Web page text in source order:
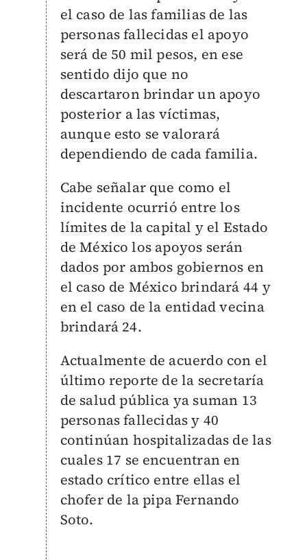
el caso de las familias de las
personas fallecidas el apoyo
será de 50 mil pesos, en ese
sentido dijo que no
descartaron brindar un apoyo
posterior a las víctimas,
aunque esto se valorará
dependiendo de cada familia.
Cabe señalar que como el
incidente ocurrió entre los
límites de la capital y el Estado
de México los apoyos serán
dados por ambos gobiernos en
el caso de México brindará 44 y
en el caso de la entidad vecina
brindará 24.
Actualmente de acuerdo con el
último reporte de la secretaría
de salud pública ya suman 13
personas fallecidas y 40
continúan hospitalizadas de las
cuales 17 se encuentran en
estado crítico entre ellas el
chofer de la pipa Fernando
Soto.